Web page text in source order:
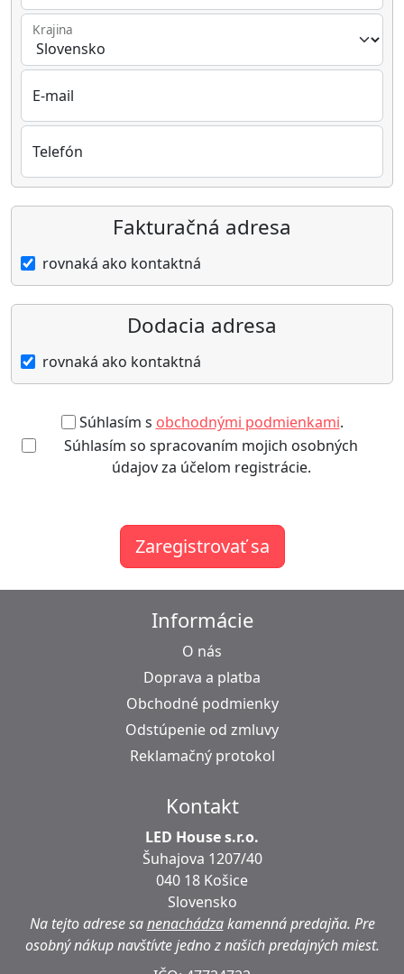
Krajina
E-mail
Telefón
Fakturačná adresa
rovnaká ako kontaktná
Dodacia adresa
rovnaká ako kontaktná
Súhlasím s obchodnými podmienkami.
Súhlasím so spracovaním mojich osobných
údajov za účelom registrácie.
Zaregistrovať sa
Informácie
O nás
Doprava a platba
Obchodné podmienky
Odstúpenie od zmluvy
Reklamačný protokol
Kontakt
LED House s.r.o.
Šuhajova 1207/40
040 18 Košice
Slovensko
Na tejto adrese sanenachádzakamenná predajňa. Pre
osobný nákup navštívte jedno z našich predajných miest.